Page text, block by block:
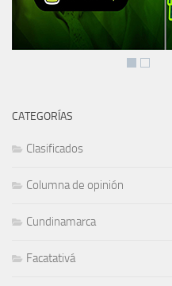
CATEGORÍAS
Clasificados
Columna de opinión
Cundinamarca
Facatativá